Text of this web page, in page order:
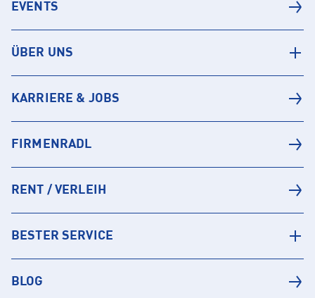
EVENTS
ÜBER UNS
KARRIERE & JOBS
FIRMENRADL
RENT / VERLEIH
BESTER SERVICE
BLOG